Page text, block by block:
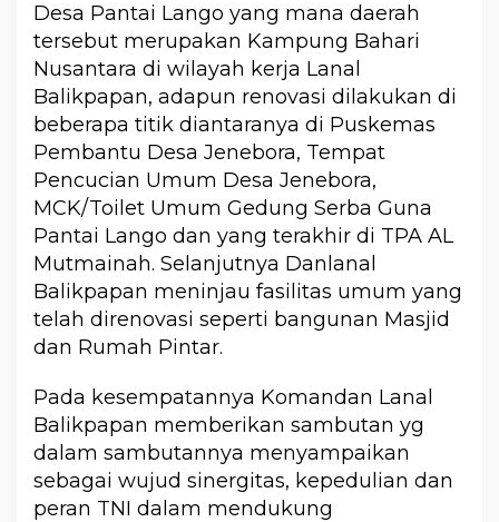
Desa Pantai Lango yang mana daerah
tersebut merupakan Kampung Bahari
Nusantara di wilayah kerja Lanal
Balikpapan, adapun renovasi dilakukan di
beberapa titik diantaranya di Puskemas
Pembantu Desa Jenebora, Tempat
Pencucian Umum Desa Jenebora,
MCK/Toilet Umum Gedung Serba Guna
Pantai Lango dan yang terakhir di TPA AL
Mutmainah. Selanjutnya Danlanal
Balikpapan meninjau fasilitas umum yang
telah direnovasi seperti bangunan Masjid
dan Rumah Pintar.
Pada kesempatannya Komandan Lanal
Balikpapan memberikan sambutan yg
dalam sambutannya menyampaikan
sebagai wujud sinergitas, kepedulian dan
peran TNI dalam mendukung